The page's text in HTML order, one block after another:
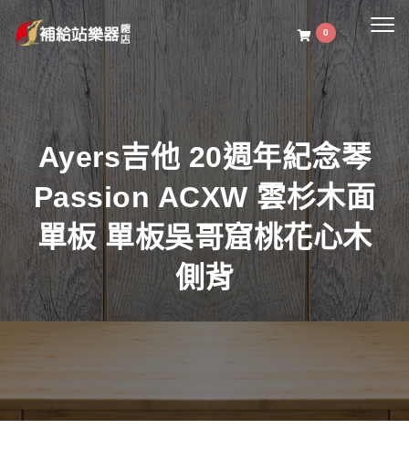
0
Ayers吉他 20週年紀念琴
Passion ACXW 雲杉木面
單板 單板吳哥窟桃花心木
側背